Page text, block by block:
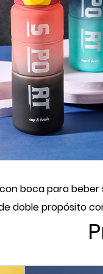
boca para
doble propósito